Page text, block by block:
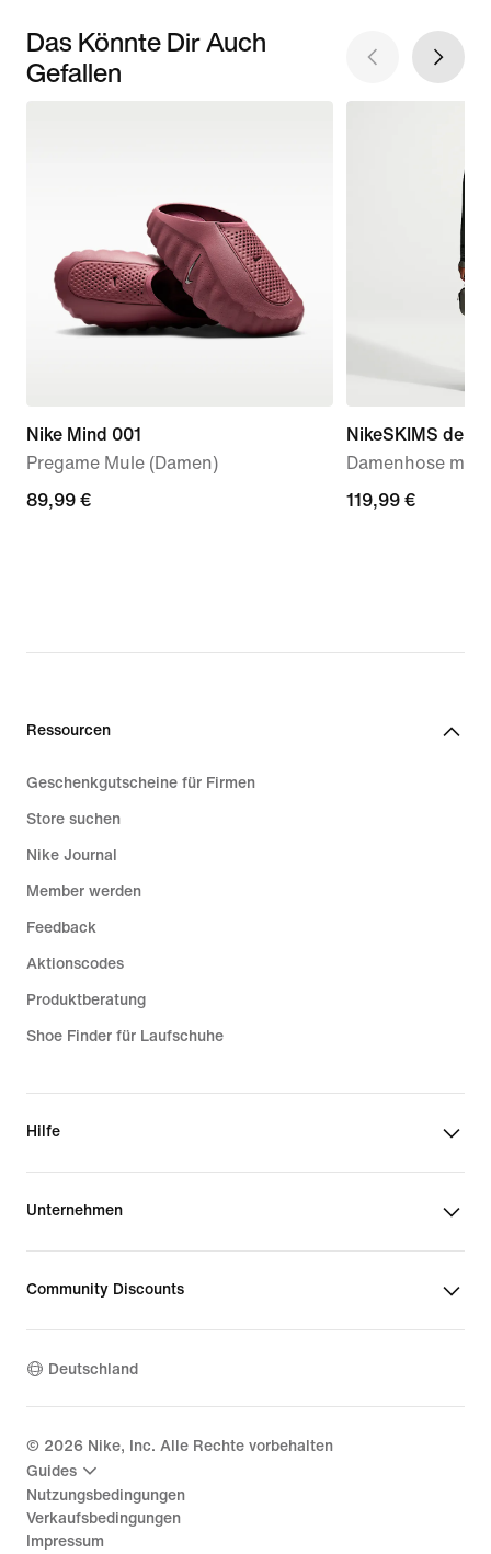
Das Könnte Dir Auch
Gefallen
Nike Mind 001
Pregame Mule (Damen)
89,99 €
89,99 €
NikeSKIMS
Damenhose mit
119,99 €
119,99 €
Ressourcen
Geschenkgutscheine für Firmen
Store suchen
Nike Journal
Member werden
Feedback
Aktionscodes
Produktberatung
Shoe Finder für Laufschuhe
Hilfe
Unternehmen
Community Discounts
Deutschland
© 2026 Nike, Inc. Alle Rechte vorbehalten
Guides
Nutzungsbedingungen
Verkaufsbedingungen
Impressum